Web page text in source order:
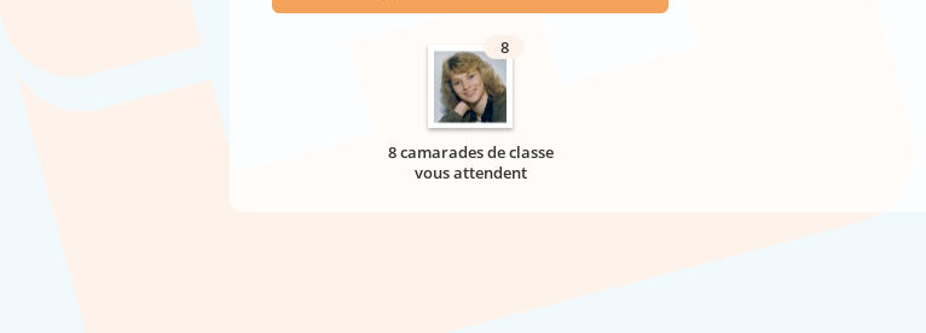
8
8 camarades de classe
vous attendent